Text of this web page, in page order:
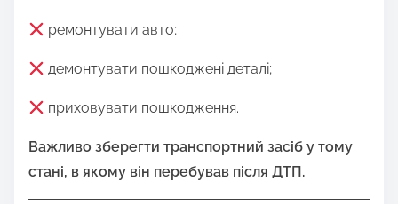
ремонтувати авто;
демонтувати пошкоджені деталі;
приховувати пошкодження.
Важливо зберегти транспортний засіб у тому
стані, в якому він перебував після ДТП.